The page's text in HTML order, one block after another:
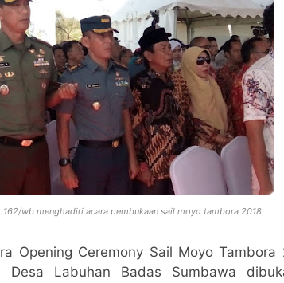
162/wb menghadiri acara pembukaan sail moyo tambora 2018
Opening Ceremony Sail Moyo
Desa Labuhan Badas Sumbawa